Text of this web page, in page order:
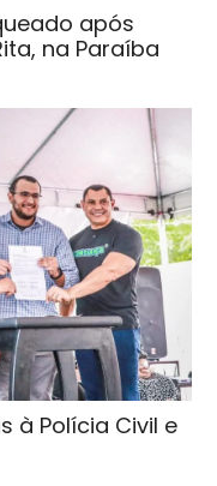
após
na Paraíba
à Polícia Civil e